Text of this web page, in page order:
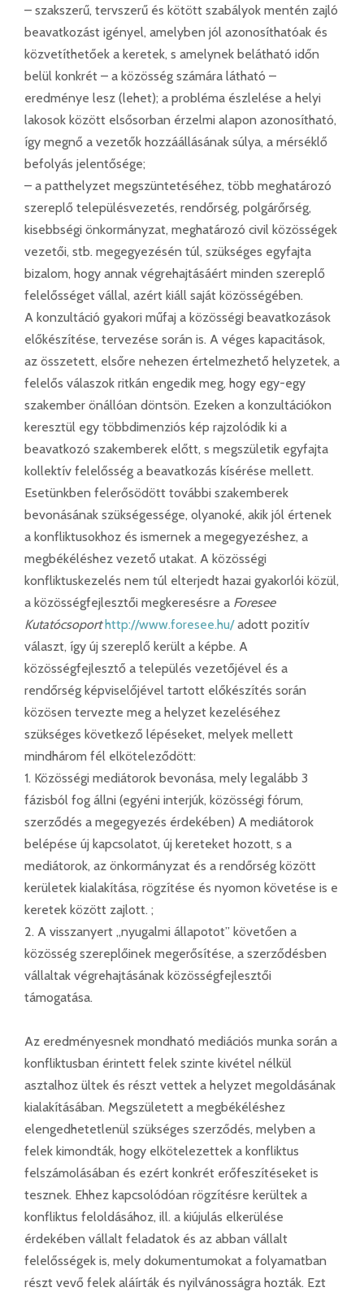
– szakszerű, tervszerű és kötött szabályok mentén zajló
beavatkozást igényel, amelyben jól azonosíthatóak és
közvetíthetőek a keretek, s amelynek belátható időn
belül konkrét – a közösség számára látható –
eredménye lesz (lehet); a probléma észlelése a helyi
lakosok között elsősorban érzelmi alapon azonosítható,
így megnő a vezetők hozzáállásának súlya, a mérséklő
befolyás jelentősége;
– a patthelyzet megszüntetéséhez, több meghatározó
szereplő településvezetés, rendőrség, polgárőrség,
kisebbségi önkormányzat, meghatározó civil közösségek
vezetői, stb. megegyezésén túl, szükséges egyfajta
bizalom, hogy annak végrehajtásáért minden szereplő
felelősséget vállal, azért kiáll saját közösségében.
A konzultáció gyakori műfaj a közösségi beavatkozások
előkészítése, tervezése során is. A véges kapacitások,
az összetett, elsőre nehezen értelmezhető helyzetek, a
felelős válaszok ritkán engedik meg, hogy egy-egy
szakember önállóan döntsön. Ezeken a konzultációkon
keresztül egy többdimenziós kép rajzolódik ki a
beavatkozó szakemberek előtt, s megszületik egyfajta
kollektív felelősség a beavatkozás kísérése mellett.
Esetünkben felerősödött további szakemberek
bevonásának szükségessége, olyanoké, akik jól értenek
a konfliktusokhoz és ismernek a megegyezéshez, a
megbékéléshez vezető utakat. A közösségi
konfliktuskezelés nem túl elterjedt hazai gyakorlói közül,
a közösségfejlesztői megkeresésre a Foresee
Kutatócsoport http://www.foresee.hu/adott pozitív
választ, így új szereplő került a képbe. A
közösségfejlesztő a település vezetőjével és a
rendőrség képviselőjével tartott előkészítés során
közösen tervezte meg a helyzet kezeléséhez
szükséges következő lépéseket, melyek mellett
mindhárom fél elköteleződött:
1. Közösségi mediátorok bevonása, mely legalább 3
fázisból fog állni (egyéni interjúk, közösségi fórum,
szerződés a megegyezés érdekében) A mediátorok
belépése új kapcsolatot, új kereteket hozott, s a
mediátorok, az önkormányzat és a rendőrség között
kerületek kialakítása, rögzítése és nyomon követése is e
keretek között zajlott. ;
2. A visszanyert „nyugalmi állapotot” követően a
közösség szereplőinek megerősítése, a szerződésben
vállaltak végrehajtásának közösségfejlesztői
támogatása.
Az eredményesnek mondható mediációs munka során a
konfliktusban érintett felek szinte kivétel nélkül
asztalhoz ültek és részt vettek a helyzet megoldásának
kialakításában. Megszületett a megbékéléshez
elengedhetetlenül szükséges szerződés, melyben a
felek kimondták, hogy elkötelezettek a konfliktus
felszámolásában és ezért konkrét erőfeszítéseket is
tesznek. Ehhez kapcsolódóan rögzítésre kerültek a
konfliktus feloldásához, ill. a kiújulás elkerülése
érdekében vállalt feladatok és az abban vállalt
felelősségek is, mely dokumentumokat a folyamatban
részt vevő felek aláírták és nyilvánosságra hozták. Ezt